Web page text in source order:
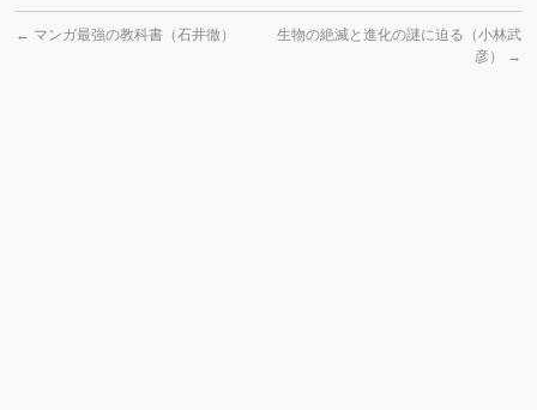
← マンガ最強の教科書（石井徹）
生物の絶滅と進化の謎に迫る（小林武
彦）
→